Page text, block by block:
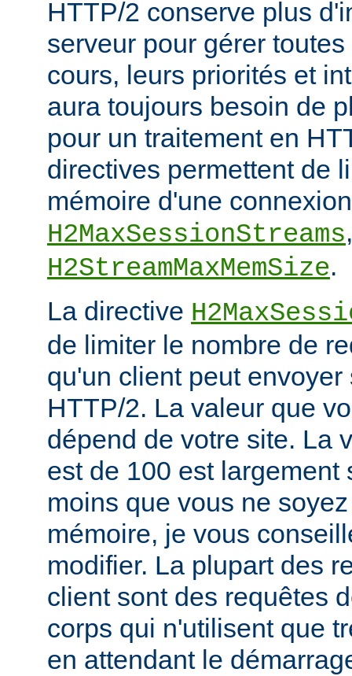
HTTP/2 conserve plus
serveur pour gérer
cours, leurs priorités et
aura toujours besoin de
pour un traitement en
directives permettent de
mémoire d'une
H2MaxSessionStreams
H2StreamMaxMemSize.
La directive
de limiter le nombre de
qu'un client peut
HTTP/2. La valeur que
dépend de votre site. La
est de 100 est largement
moins que vous ne
mémoire, je vous
modifier. La plupart des
client sont des requêtes
corps qui n'utilisent que
en attendant le